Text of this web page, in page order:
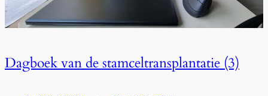
Dagboek van de stamceltransplantatie (3)